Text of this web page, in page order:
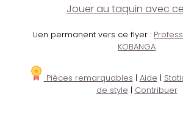
Jouer au taquin avec
Lien permanent vers ce flyer :
KOBANGA
Pièces remarquables | Aide |
de style | Contribuer